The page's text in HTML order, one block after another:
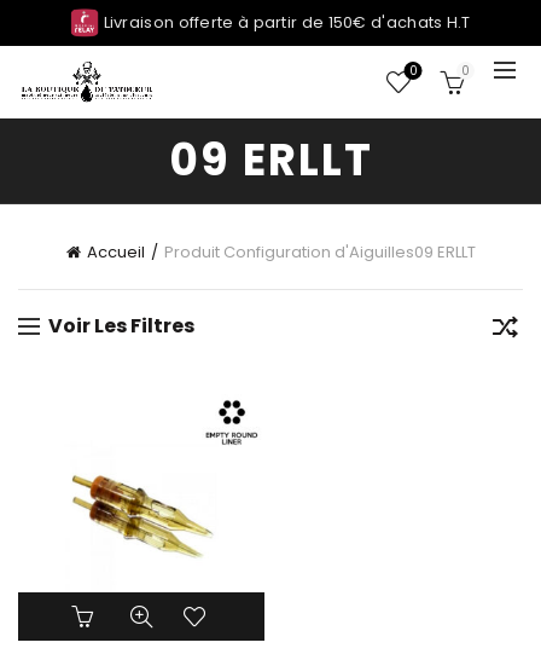
Livraison offerte à partir de 150€ d'achats H.T
0 0
09 ERLLT
Accueil Produit Configuration d'Aiguilles09 ERLLT
Voir Les Filtres
Ce
produit